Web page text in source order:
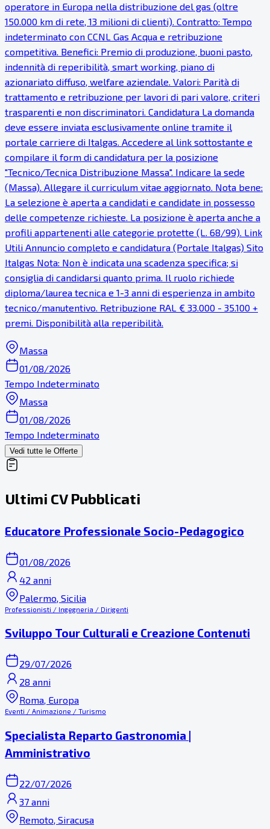
operatore in Europa nella distribuzione del gas (oltre
150.000 km di rete, 13 milioni di clienti). Contratto: Tempo
indeterminato con CCNL Gas Acqua e retribuzione
competitiva. Benefici: Premio di produzione, buoni pasto,
indennità di reperibilità, smart working, piano di
azionariato diffuso, welfare aziendale. Valori: Parità di
trattamento e retribuzione per lavori di pari valore, criteri
trasparenti e non discriminatori. Candidatura La domanda
deve essere inviata esclusivamente online tramite il
portale carriere di Italgas. Accedere al link sottostante e
compilare il form di candidatura per la posizione
"Tecnico/Tecnica Distribuzione Massa". Indicare la sede
(Massa). Allegare il curriculum vitae aggiornato. Nota bene:
La selezione è aperta a candidati e candidate in possesso
delle competenze richieste. La posizione è aperta anche a
profili appartenenti alle categorie protette (L. 68/99). Link
Utili Annuncio completo e candidatura (Portale Italgas) Sito
Italgas Nota: Non è indicata una scadenza specifica; si
consiglia di candidarsi quanto prima. Il ruolo richiede
diploma/laurea tecnica e 1-3 anni di esperienza in ambito
tecnico/manutentivo. Retribuzione RAL € 33.000 - 35.100 +
premi. Disponibilità alla reperibilità.
Massa
01/08/2026
Tempo Indeterminato
Massa
01/08/2026
Tempo Indeterminato
Vedi tutte le Offerte
Ultimi CV Pubblicati
Educatore Professionale Socio-Pedagogico
01/08/2026
42 anni
Palermo, Sicilia
Professionisti / Ingegneria / Dirigenti
Sviluppo Tour Culturali e Creazione Contenuti
29/07/2026
28 anni
Roma, Europa
Eventi / Animazione / Turismo
Specialista Reparto Gastronomia |
Amministrativo
22/07/2026
37 anni
Remoto, Siracusa